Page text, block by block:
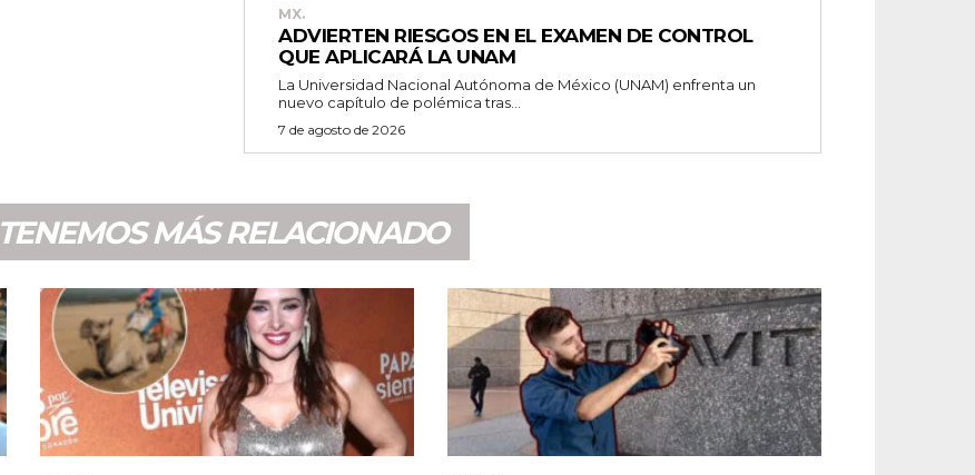
MX.
ADVIERTEN RIESGOS EN EL EXAMEN DE CONTROL
QUE APLICARÁ LA UNAM
La Universidad Nacional Autónoma de México (UNAM) enfrenta un
nuevo capítulo de polémica tras...
7 de agosto de 2026
TENEMOS MÁS RELACIONADO